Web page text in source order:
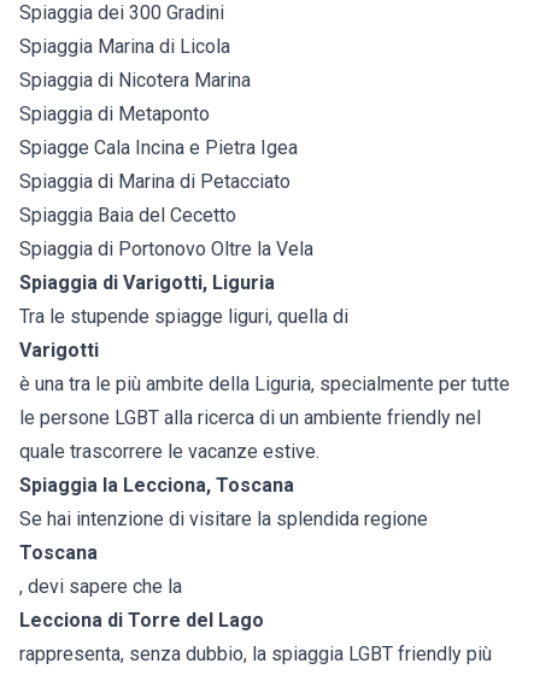
Spiaggia dei 300 Gradini
Spiaggia Marina di Licola
Spiaggia di Nicotera Marina
Spiaggia di Metaponto
Spiagge Cala Incina e Pietra Igea
Spiaggia di Marina di Petacciato
Spiaggia Baia del Cecetto
Spiaggia di Portonovo Oltre la Vela
Spiaggia di Varigotti, Liguria
Tra le stupende spiagge liguri, quella di
Varigotti
è una tra le più ambite della Liguria, specialmente per tutte
le persone LGBT alla ricerca di un ambiente friendly nel
quale trascorrere le vacanze estive.
Spiaggia la Lecciona, Toscana
Se hai intenzione di visitare la splendida regione
Toscana
, devi sapere che la
Lecciona di Torre del Lago
rappresenta, senza dubbio, la spiaggia LGBT friendly più